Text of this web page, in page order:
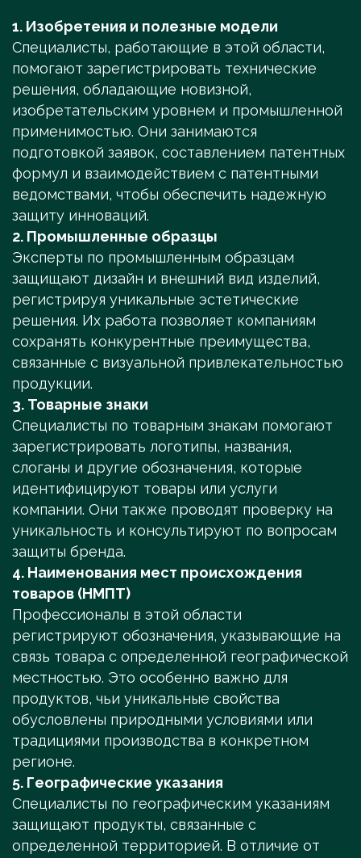
1. Изобретения и полезные модели
Специалисты, работающие в этой области,
помогают зарегистрировать технические
решения, обладающие новизной,
изобретательским уровнем и промышленной
применимостью. Они занимаются
подготовкой заявок, составлением патентных
формул и взаимодействием с патентными
ведомствами, чтобы обеспечить надежную
защиту инноваций.
2. Промышленные образцы
Эксперты по промышленным образцам
защищают дизайн и внешний вид изделий,
регистрируя уникальные эстетические
решения. Их работа позволяет компаниям
сохранять конкурентные преимущества,
связанные с визуальной привлекательностью
продукции.
3. Товарные знаки
Специалисты по товарным знакам помогают
зарегистрировать логотипы, названия,
слоганы и другие обозначения, которые
идентифицируют товары или услуги
компании. Они также проводят проверку на
уникальность и консультируют по вопросам
защиты бренда.
4. Наименования мест происхождения
товаров (НМПТ)
Профессионалы в этой области
регистрируют обозначения, указывающие на
связь товара с определенной географической
местностью. Это особенно важно для
продуктов, чьи уникальные свойства
обусловлены природными условиями или
традициями производства в конкретном
регионе.
5. Географические указания
Специалисты по географическим указаниям
защищают продукты, связанные с
определенной территорией. В отличие от